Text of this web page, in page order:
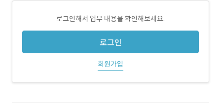
로그인해서 업무 내용을 확인해보세요.
로그인
회원가입